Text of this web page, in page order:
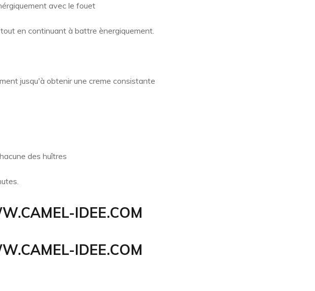
avec le fouet
en continuant à battre ènergiquement.
jusqu'à obtenir une creme consistante
des huîtres
IDEE.COM
IDEE.COM